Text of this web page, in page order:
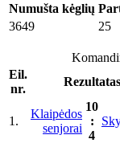
Numušta kėglių
3649
25
Eil.
nr.
Rezultatas
1.
Klaipėdos
senjorai
10
:
4